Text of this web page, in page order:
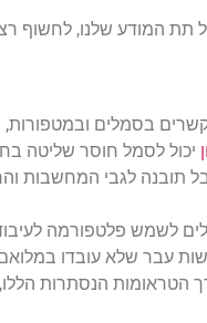
תת המודע שלנו, לחשוף
בסמלים
יכול לסמל חוסר שליטה
תובנה לגבי המחשבות
לשמש פלטפורמה
עבר שלא עובדו
הטראומות הנסתרות